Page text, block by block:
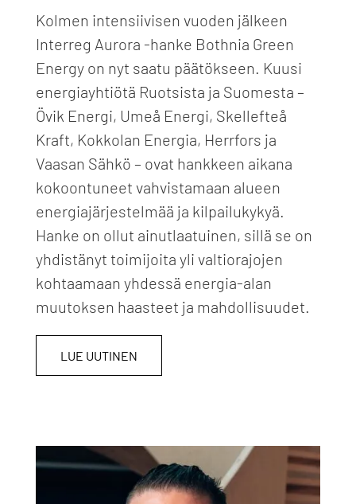
Kolmen intensiivisen vuoden jälkeen
Interreg Aurora -hanke Bothnia Green
Energy on nyt saatu päätökseen. Kuusi
energiayhtiötä Ruotsista ja Suomesta –
Övik Energi, Umeå Energi, Skellefteå
Kraft, Kokkolan Energia, Herrfors ja
Vaasan Sähkö – ovat hankkeen aikana
kokoontuneet vahvistamaan alueen
energiajärjestelmää ja kilpailukykyä.
Hanke on ollut ainutlaatuinen, sillä se on
yhdistänyt toimijoita yli valtiorajojen
kohtaamaan yhdessä energia-alan
muutoksen haasteet ja mahdollisuudet.
LUE UUTINEN